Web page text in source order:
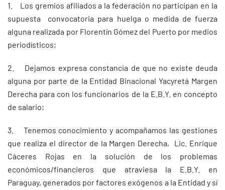
1. Los gremios afiliados a la federación no participan en la
supuesta convocatoria para huelga o medida de fuerza
alguna realizada por Florentín Gómez del Puerto por medios
periodísticos;
2. Dejamos expresa constancia de que no existe deuda
alguna por parte de la Entidad Binacional Yacyretá Margen
Derecha para con los funcionarios de la E.B.Y. en concepto
de salario;
3. Tenemos conocimiento y acompañamos las gestiones
que realiza el director de la Margen Derecha, Lic. Enrique
Cáceres Rojas en la solución de los problemas
económicos/financieros que atraviesa la E.B.Y. en
Paraguay, generados por factores exógenos a la Entidad y sí